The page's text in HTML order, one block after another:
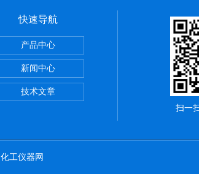
快速导航
产品中心
新闻中心
技术文章
扫一
化工仪器网